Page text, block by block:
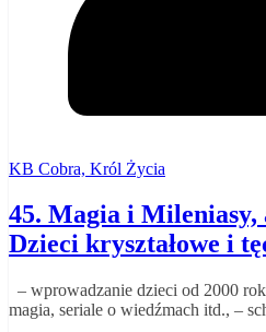
KB Cobra, Król Życia
45. Magia i
Dzieci kryształowe i
– wprowadzanie dzieci od 2000
magia, seriale o wiedźmach itd., –